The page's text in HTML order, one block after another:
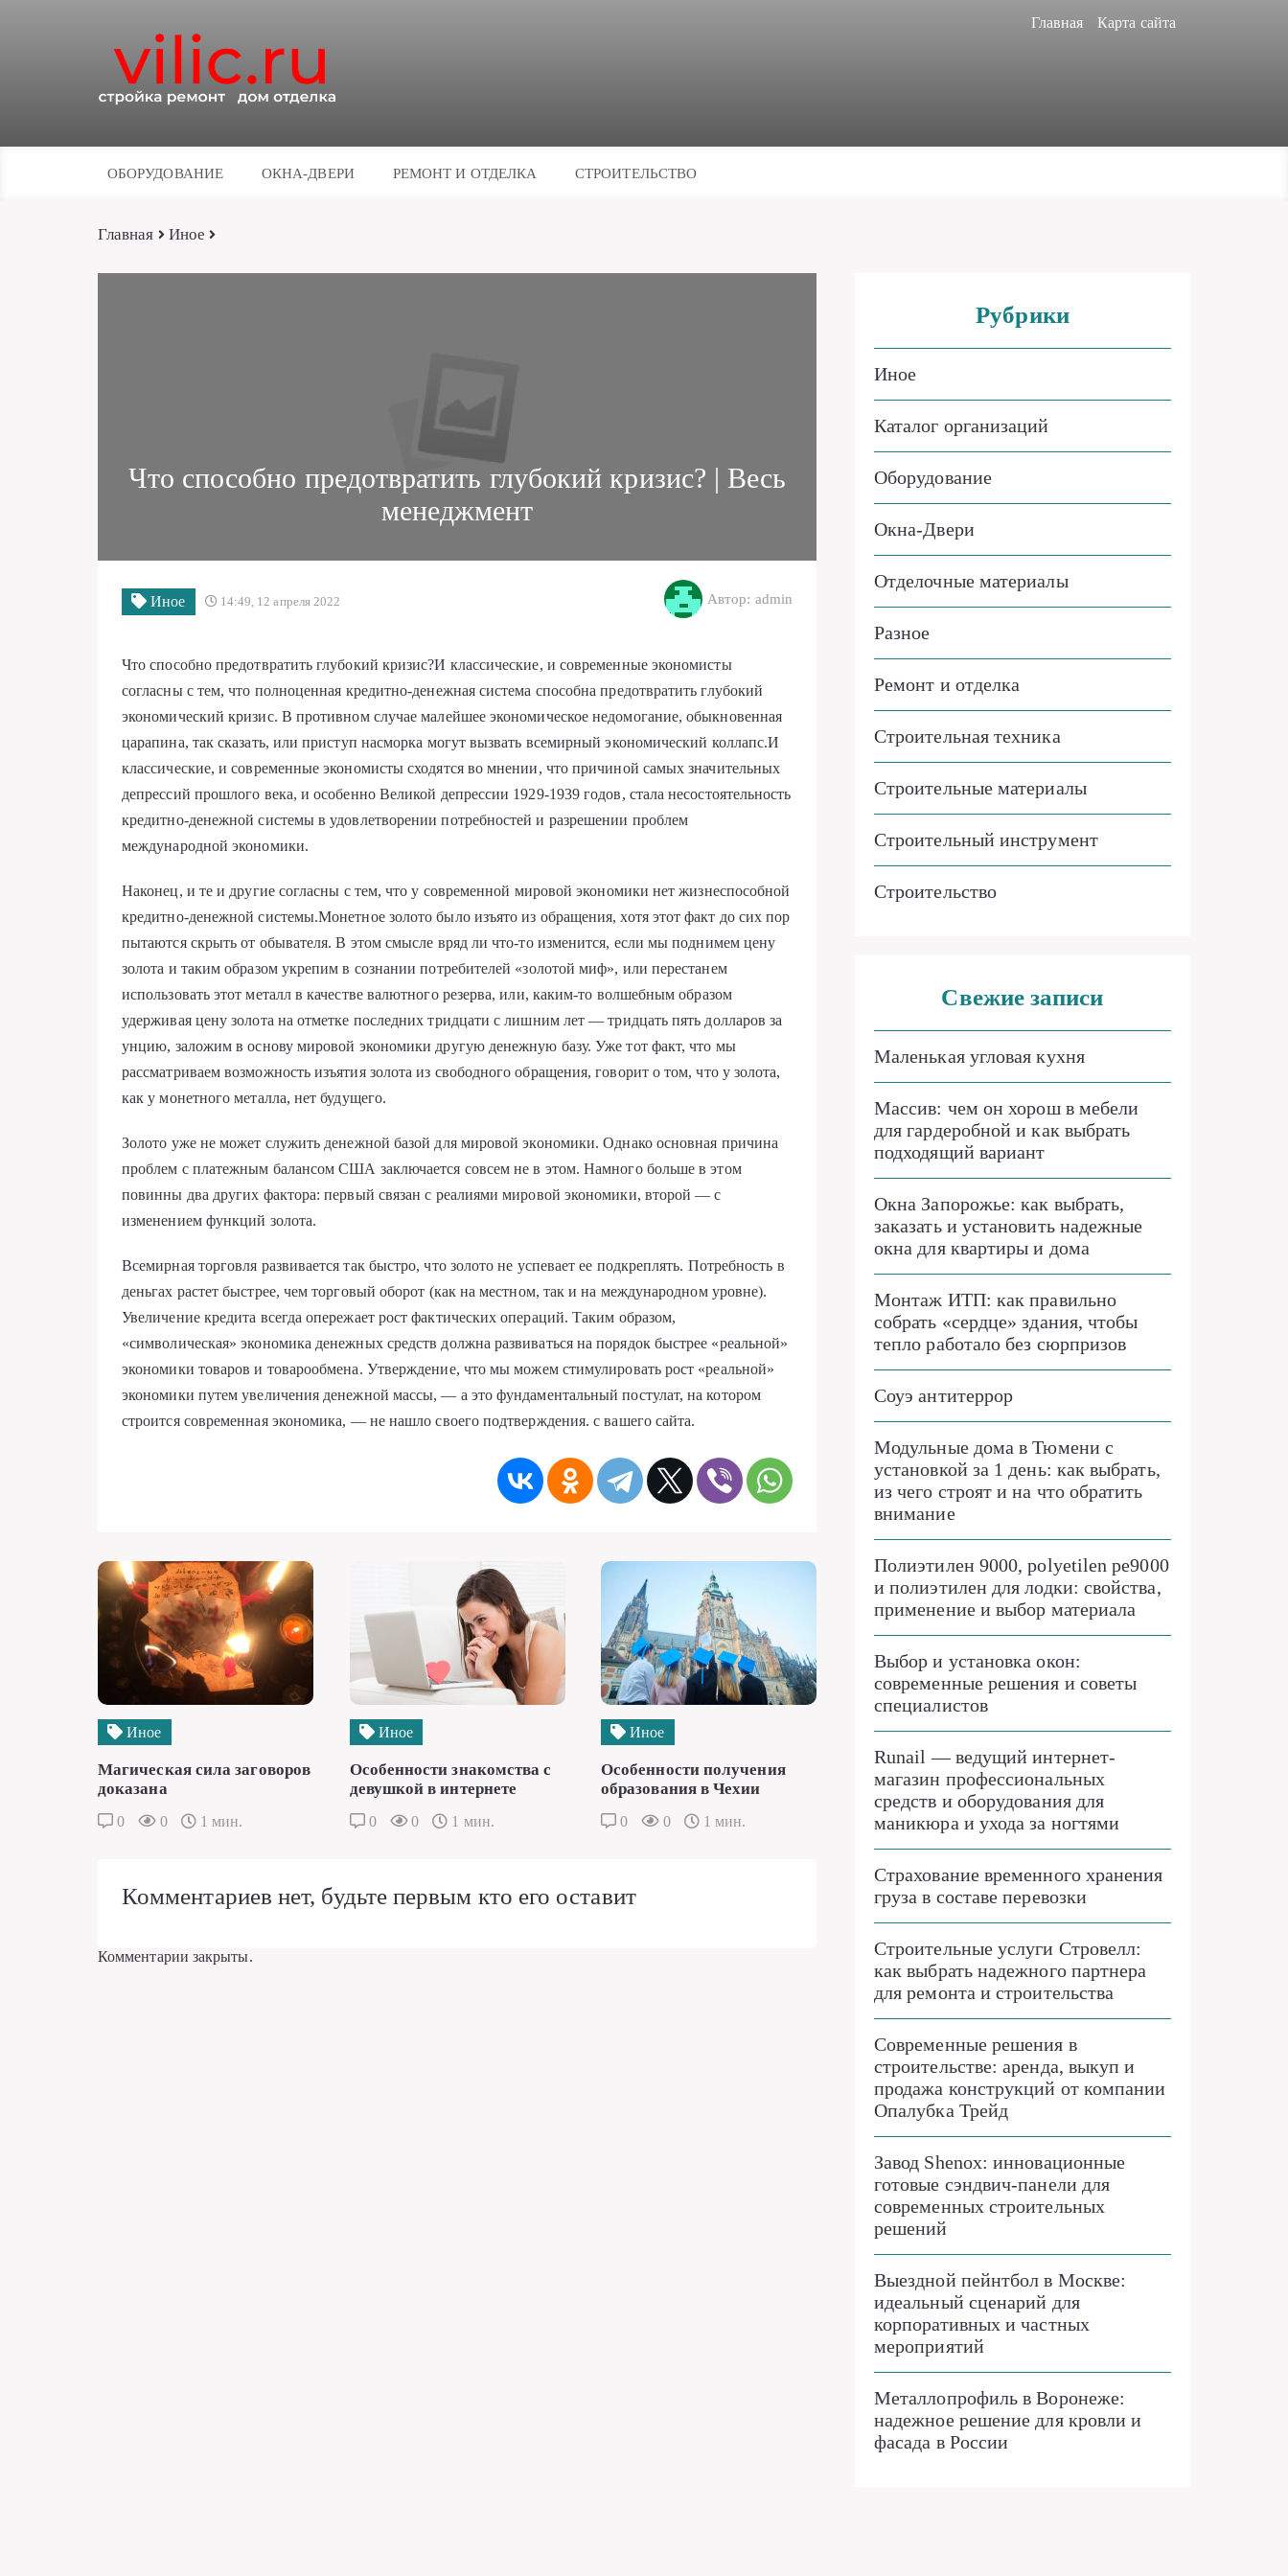
Главная Карта сайта
ОБОРУДОВАНИЕ ОКНА-ДВЕРИ РЕМОНТ И ОТДЕЛКА СТРОИТЕЛЬСТВО
Главная Иное
Что способно предотвратить глубокий кризис? | Весь
менеджмент
Иное 14:49, 12 апреля 2022 Автор: admin
Что способно предотвратить глубокий кризис?И классические, и современные экономисты
согласны с тем, что полноценная кредитно-денежная система способна предотвратить глубокий
экономический кризис. В противном случае малейшее экономическое недомогание, обыкновенная
царапина, так сказать, или приступ насморка могут вызвать всемирный экономический коллапс.И
классические, и современные экономисты сходятся во мнении, что причиной самых значительных
депрессий прошлого века, и особенно Великой депрессии 1929-1939 годов, стала несостоятельность
кредитно-денежной системы в удовлетворении потребностей и разрешении проблем
международной экономики.
Наконец, и те и другие согласны с тем, что у современной мировой экономики нет жизнеспособной
кредитно-денежной системы.Монетное золото было изъято из обращения, хотя этот факт до сих пор
пытаются скрыть от обывателя. В этом смысле вряд ли что-то изменится, если мы поднимем цену
золота и таким образом укрепим в сознании потребителей «золотой миф», или перестанем
использовать этот металл в качестве валютного резерва, или, каким-то волшебным образом
удерживая цену золота на отметке последних тридцати с лишним лет — тридцать пять долларов за
унцию, заложим в основу мировой экономики другую денежную базу. Уже тот факт, что мы
рассматриваем возможность изъятия золота из свободного обращения, говорит о том, что у золота,
как у монетного металла, нет будущего.
Золото уже не может служить денежной базой для мировой экономики. Однако основная причина
проблем с платежным балансом США заключается совсем не в этом. Намного больше в этом
повинны два других фактора: первый связан с реалиями мировой экономики, второй — с
изменением функций золота.
Всемирная торговля развивается так быстро, что золото не успевает ее подкреплять. Потребность в
деньгах растет быстрее, чем торговый оборот (как на местном, так и на международном уровне).
Увеличение кредита всегда опережает рост фактических операций. Таким образом,
«символическая» экономика денежных средств должна развиваться на порядок быстрее «реальной»
экономики товаров и товарообмена. Утверждение, что мы можем стимулировать рост «реальной»
экономики путем увеличения денежной массы, — а это фундаментальный постулат, на котором
строится современная экономика, — не нашло своего подтверждения. с вашего сайта.
Иное
Магическая сила заговоров
доказана
0 0 1 мин.
Иное
Особенности знакомства с
девушкой в интернете
0 0 1 мин.
Иное
Особенности получения
образования в Чехии
0 0 1 мин.
Комментариев нет, будьте первым кто его оставит
Комментарии закрыты.
Рубрики
Иное
Каталог организаций
Оборудование
Окна-Двери
Отделочные материалы
Разное
Ремонт и отделка
Строительная техника
Строительные материалы
Строительный инструмент
Строительство
Свежие записи
Маленькая угловая кухня
Массив: чем он хорош в мебели
для гардеробной и как выбрать
подходящий вариант
Окна Запорожье: как выбрать,
заказать и установить надежные
окна для квартиры и дома
Монтаж ИТП: как правильно
собрать «сердце» здания, чтобы
тепло работало без сюрпризов
Соуэ антитеррор
Модульные дома в Тюмени с
установкой за 1 день: как выбрать,
из чего строят и на что обратить
внимание
Полиэтилен 9000, polyetilen pe9000
и полиэтилен для лодки: свойства,
применение и выбор материала
Выбор и установка окон:
современные решения и советы
специалистов
Runail — ведущий интернет-
магазин профессиональных
средств и оборудования для
маникюра и ухода за ногтями
Страхование временного хранения
груза в составе перевозки
Строительные услуги Стровелл:
как выбрать надежного партнера
для ремонта и строительства
Современные решения в
строительстве: аренда, выкуп и
продажа конструкций от компании
Опалубка Трейд
Завод Shenox: инновационные
готовые сэндвич-панели для
современных строительных
решений
Выездной пейнтбол в Москве:
идеальный сценарий для
корпоративных и частных
мероприятий
Металлопрофиль в Воронеже:
надежное решение для кровли и
фасада в России